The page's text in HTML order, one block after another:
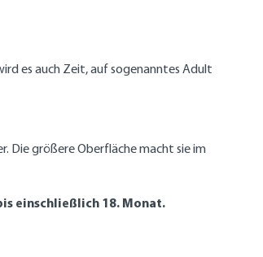
es auch Zeit, auf sogenanntes Adult
Die größere Oberfläche macht sie im
einschließlich 18. Monat.